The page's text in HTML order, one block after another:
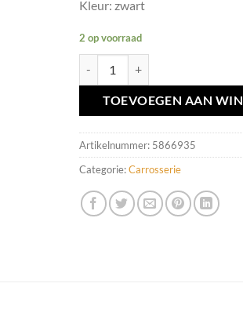
Kleur: zwart
2 op voorraad
TOEVOEGEN AAN
Artikelnummer: 5866935
Categorie:Carrosserie